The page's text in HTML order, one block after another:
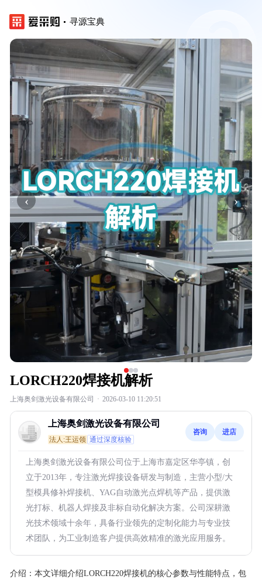
寻源宝典
‹ ›
LORCH220焊接机解析
上海奥剑激光设备有限公司 · 2026-03-10 11:20:51
上海奥剑激光设备有限公司
法人:王运领 通过深度核验
咨询 进店
上海奥剑激光设备有限公司位于上海市嘉定区华亭镇，创
立于2013年，专注激光焊接设备研发与制造，主营小型/大
型模具修补焊接机、YAG自动激光点焊机等产品，提供激
光打标、机器人焊接及非标自动化解决方案。公司深耕激
光技术领域十余年，具备行业领先的定制化能力与专业技
术团队，为工业制造客户提供高效精准的激光应用服务。
介绍： 本文详细介绍LORCH220焊接机的核心参数与性能特点，包